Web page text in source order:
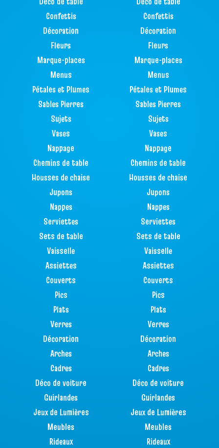
Confettis
Décoration
Fleurs
Marque-places
Menus
Pétales et Plumes
Sables Pierres
Sujets
Vases
Nappage
Chemins de table
Housses de chaise
Jupons
Nappes
Serviettes
Sets de table
Vaisselle
Assiettes
Couverts
Pics
Plats
Verres
Décoration
Arches
Cadres
Déco de voiture
Guirlandes
Jeux de Lumières
Meubles
Rideaux
Confettis
Décoration
Fleurs
Marque-places
Menus
Pétales et Plumes
Sables Pierres
Sujets
Vases
Nappage
Chemins de table
Housses de chaise
Jupons
Nappes
Serviettes
Sets de table
Vaisselle
Assiettes
Couverts
Pics
Plats
Verres
Décoration
Arches
Cadres
Déco de voiture
Guirlandes
Jeux de Lumières
Meubles
Rideaux